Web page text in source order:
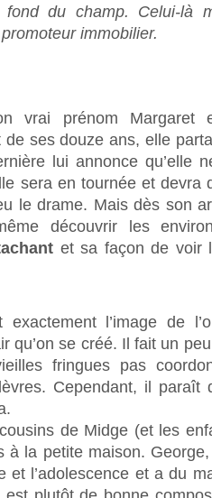
du champ. Celui-là
immobilier.
vrai prénom Margaret
de ses douze ans, elle
lui annonce qu’elle
sera en tournée et devra
le drame. Mais dès son
découvrir les
et sa façon de voir
exactement l’image de
qu’on se créé. Il fait un
fringues pas
Cependant, il paraît
de Midge (et les
à la petite maison.
et l’adolescence et a du